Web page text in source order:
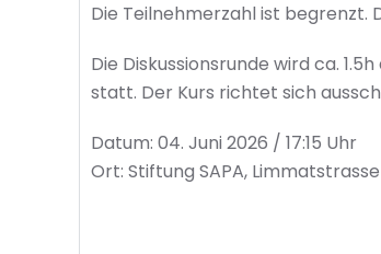
Die Teilnehmerzahl ist begrenzt.
Die Diskussionsrunde wird ca.
statt. Der Kurs richtet sich
Datum: 04. Juni 2026 / 17:15 Uhr
Ort: Stiftung SAPA,